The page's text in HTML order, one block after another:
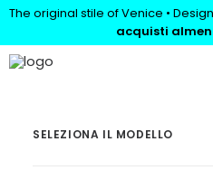
The original stile of Venice •
acquisti
SHOP
SELEZIONA IL MODELLO